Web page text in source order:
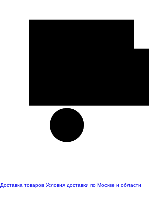
Доставка товаров Условия доставки по Москве и области